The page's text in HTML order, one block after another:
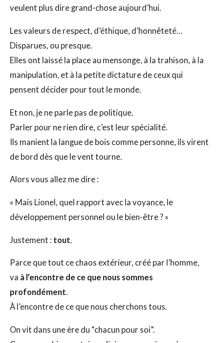
veulent plus dire grand-chose aujourd’hui.
Les valeurs de respect, d’éthique, d’honnêteté…
Disparues, ou presque.
Elles ont laissé la place au mensonge, à la trahison, à la
manipulation, et à la petite dictature de ceux qui
pensent décider pour tout le monde.
Et non, je ne parle pas de politique.
Parler pour ne rien dire, c’est leur spécialité.
Ils manient la langue de bois comme personne, ils virent
de bord dès que le vent tourne.
Alors vous allez me dire :
« Mais Lionel, quel rapport avec la voyance, le
développement personnel ou le bien-être ? »
Justement : tout.
Parce que tout ce chaos extérieur, créé par l’homme,
va à l’encontre de ce que nous sommes
profondément.
À l’encontre de ce que nous cherchons tous.
On vit dans une ère du “chacun pour soi”.